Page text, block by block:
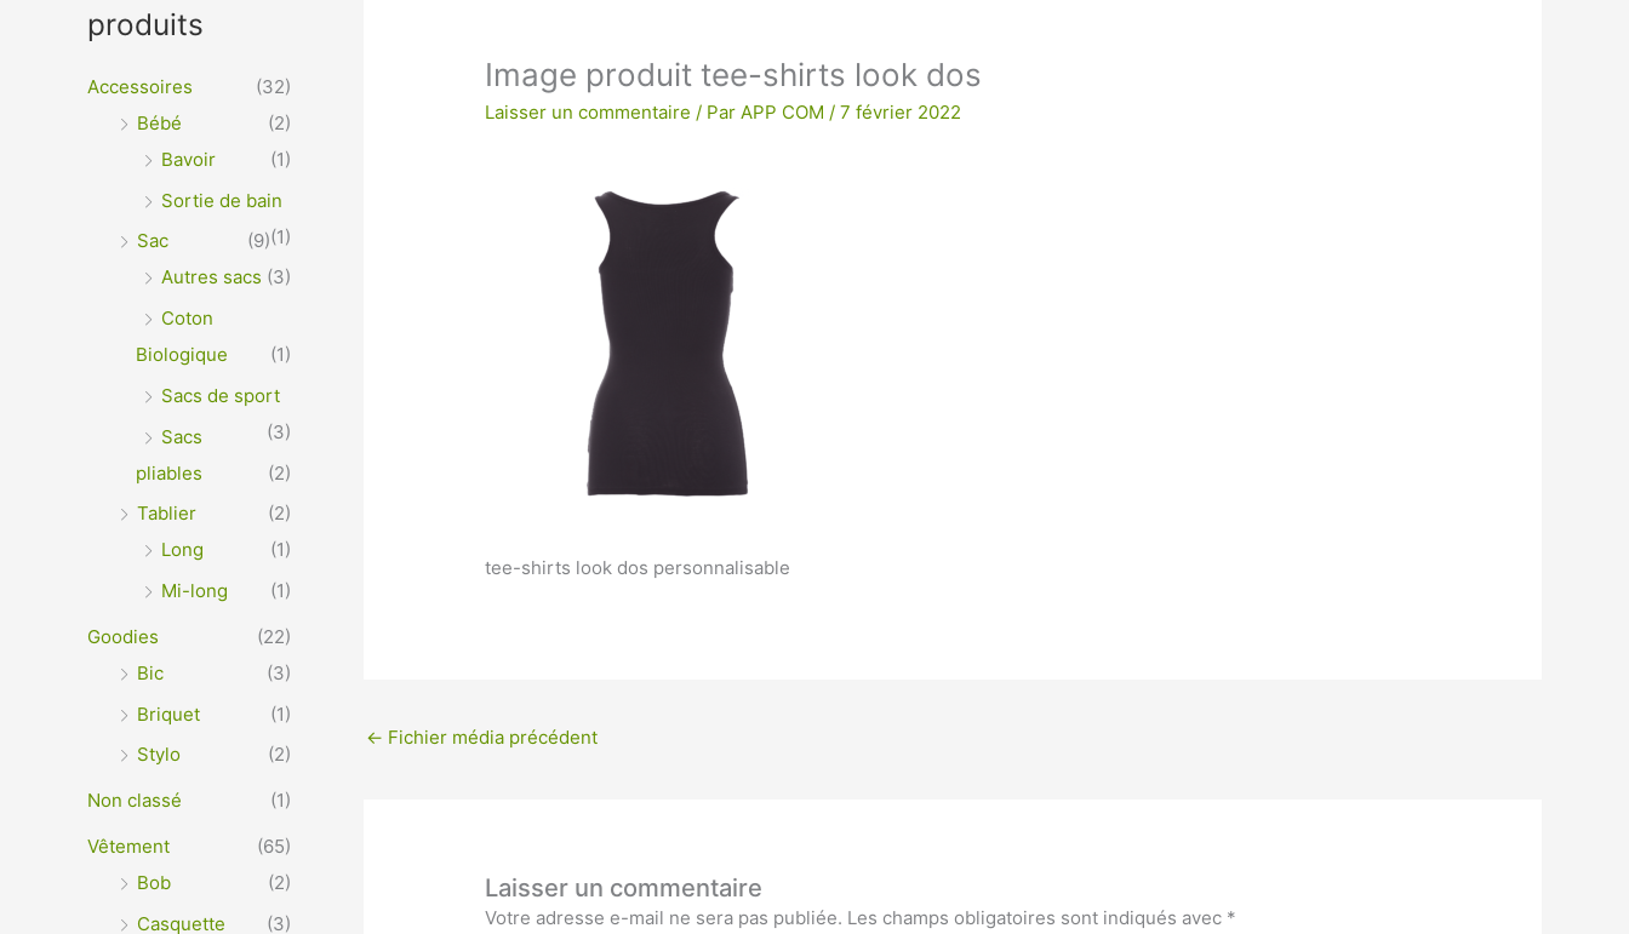
VÊTEMENTS ET OBJETS À PERSONNALISER EN BRODERIE POUR UNE QUALITE
OPTIMALE ou IMPRESSION SUR TEXTILES…
produits
Accessoires
(32)
Bébé
(2)
Bavoir
(1)
Sortie de bain
(1)
Sac
(9)
Autres sacs (3)
Coton
Biologique
(1)
Sacs de sport
(3)
Sacs
pliables
(2)
Tablier
(2)
Long
(1)
Mi-long
(1)
Goodies
(22)
Bic
(3)
Briquet
(1)
Stylo
(2)
Non classé
(1)
Vêtement
(65)
Bob
(2)
Casquette
(3)
Image produit tee-shirts look dos
Laisser un commentaire / ParAPP COM/7 février 2022
tee-shirts look dos personnalisable
← Fichier média précédent
Laisser un commentaire
Votre adresse e-mail ne sera pas publiée. Les champs obligatoires sont indiqués avec *